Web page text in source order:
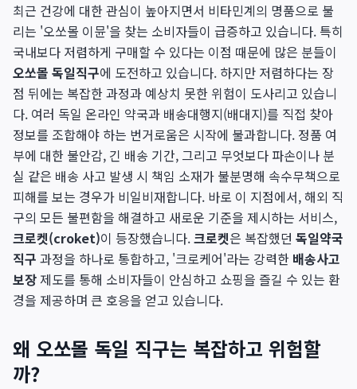
최근 건강에 대한 관심이 높아지면서 비타민계의 명품으로 불
리는 '오쏘몰 이뮨'을 찾는 소비자들이 급증하고 있습니다. 특히
국내보다 저렴하게 구매할 수 있다는 이점 때문에 많은 분들이
오쏘몰 독일직구에 도전하고 있습니다. 하지만 저렴하다는 장
점 뒤에는 복잡한 과정과 예상치 못한 위험이 도사리고 있습니
다. 여러 독일 온라인 약국과 배송대행지(배대지)를 직접 찾아
정보를 조합해야 하는 번거로움은 시작에 불과합니다. 정품 여
부에 대한 불안감, 긴 배송 기간, 그리고 무엇보다 파손이나 분
실 같은 배송 사고 발생 시 책임 소재가 불분명해 속수무책으로
피해를 보는 경우가 비일비재합니다. 바로 이 지점에서, 해외 직
구의 모든 불편함을 해결하고 새로운 기준을 제시하는 서비스,
크로켓(croket)이 등장했습니다.크로켓은 복잡했던 독일약국
직구 과정을 하나로 통합하고, '크로케어'라는 강력한 배송사고
보장제도를 통해 소비자들이 안심하고 쇼핑을 즐길 수 있는 환
경을 제공하며 큰 호응을 얻고 있습니다.
왜 오쏘몰 독일 직구는 복잡하고 위험할
까?